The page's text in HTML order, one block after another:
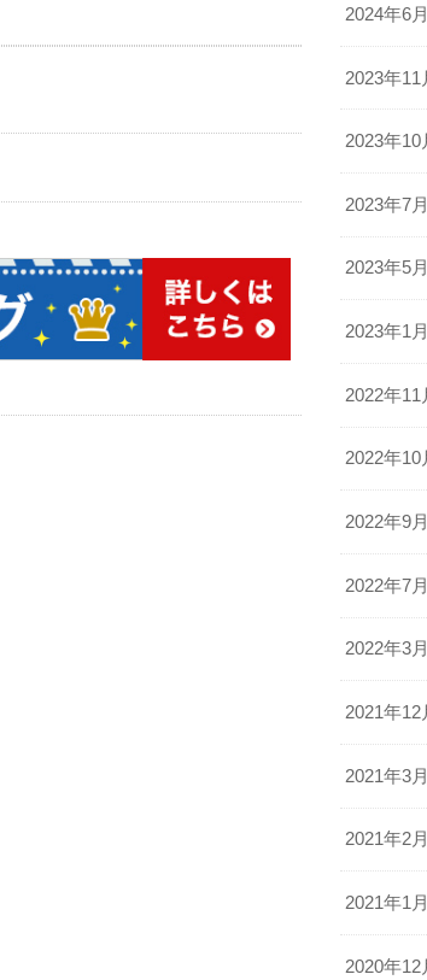
2024年6
2023年11
2023年10
2023年7
2023年5
2023年1
2022年11
2022年10
2022年9
2022年7
2022年3
2021年12
2021年3
2021年2
2021年1
2020年12